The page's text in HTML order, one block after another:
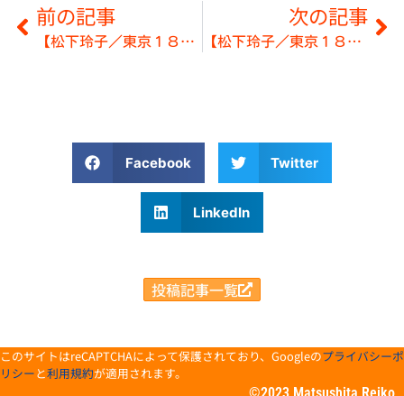
前の記事
【松下玲子／東京１８区】１０月１９日の予定
次の記事
【松下玲子／東京１８区】１０月２０日の予定
Facebook Twitter
LinkedIn
投稿記事一覧
このサイトはreCAPTCHAによって保護されており、Googleのプライバシーポ
リシーと利用規約が適用されます。